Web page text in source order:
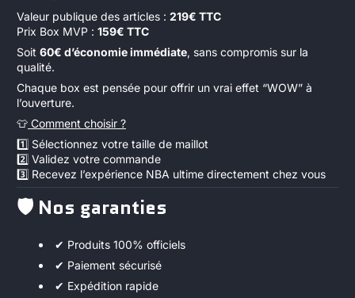
Valeur publique des articles : 219€ TTC
Prix Box MVP : 159€ TTC
Soit 60€ d’économie immédiate, sans compromis sur la
qualité.
Chaque box est pensée pour offrir un vrai effet “WOW” à
l’ouverture.
👕 Comment choisir ?
1️⃣ Sélectionnez votre taille de maillot
2️⃣ Validez votre commande
3️⃣ Recevez l’expérience NBA ultime directement chez vous
🛡 Nos garanties
✔ Produits 100% officiels
✔ Paiement sécurisé
✔ Expédition rapide